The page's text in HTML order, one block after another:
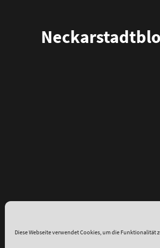
Diese Webseite verwendet Cookies, um die